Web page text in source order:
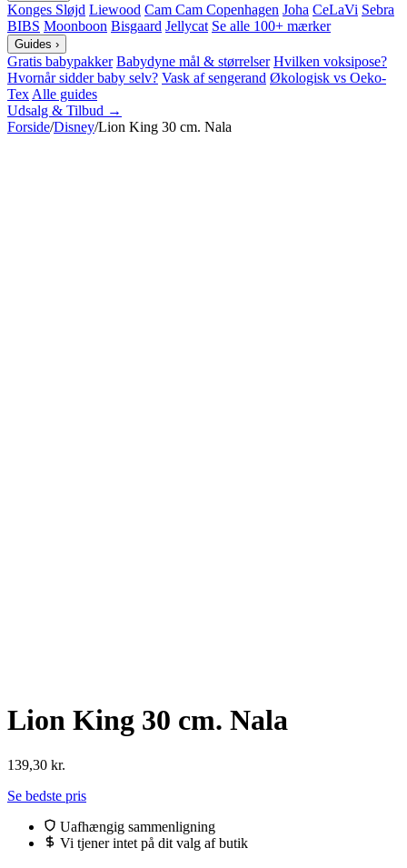
Konges Sløjd Liewood Cam Cam Copenhagen Joha CeLaVi Sebra
BIBS Moonboon Bisgaard Jellycat Se alle 100+ mærker
Guides ›
Gratis babypakker Babydyne mål & størrelser Hvilken voksipose?
Hvornår sidder baby selv? Vask af sengerand Økologisk vs Oeko-
Tex Alle guides
Udsalg & Tilbud →
Forside/Disney/Lion King 30 cm. Nala
Lion King 30 cm. Nala
139,30 kr.
Se bedste pris
Uafhængig sammenligning
Vi tjener intet på dit valg af butik